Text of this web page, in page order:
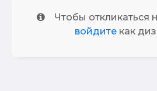
Чтобы откликаться
войдитекак